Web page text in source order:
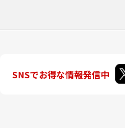
SNSでお得な情報発信中